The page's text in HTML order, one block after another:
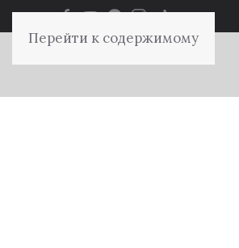
Перейти к содержимому